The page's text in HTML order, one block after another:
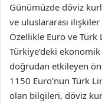
Günümüzde döviz
ve uluslararası
Özellikle Euro ve Türk
Türkiye’deki
doğrudan etkileyen
1150 Euro’nun Türk
olan bilgileri, döviz